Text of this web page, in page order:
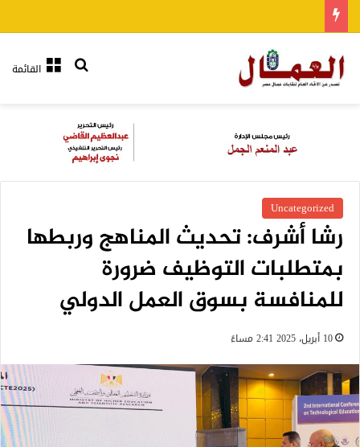
القائمةبحث عن
Uncategorized
رشا أشرف: تحديث المناهج وربطها
بمتطلبات التوظيف ضرورة
للمنافسة بسوق العمل الدولي
10 أبريل، 2025 2:41 مساءً